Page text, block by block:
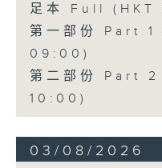
足本 Full
第一部份 Part
09:00)
第二部份 Part
10:00)
03/08/2026